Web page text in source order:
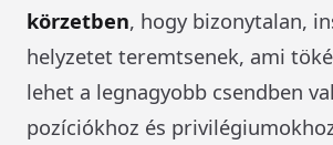
körzetben, hogy bizonytalan,
helyzetet teremtsenek, ami
lehet a legnagyobb csendben
pozíciókhoz és